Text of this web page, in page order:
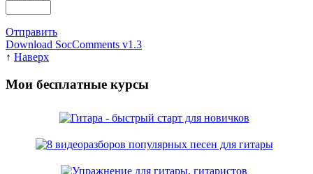
Отправить
Download SocComments v1.3
↑ Наверх
Мои бесплатные курсы